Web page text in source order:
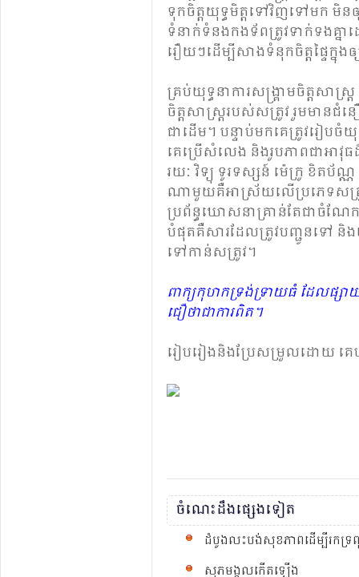
ទុកចិត្ត​យុទ្ធមិត្ត​ទៅវិញ​ទៅ​មក​ មិ
ទំនាក់​ទំនង​កង​ទ័ព​ត្រូវ​ទាក់​ទង​គ្ន
រឿយ​ៗ​ដើម្បី​សាង​ទំនុក​ចិត្ត​ផ្ទៃ​ក្នុង​
គ្រប់​យុទ្ធនាការ​សង្គ្រាម​ចិត្ត​សាស្
ចិត្ត​សាស្ត្រ​របស់​សត្រូវ​ រួម​មាន​
ជាដើម។ បន្ទាប់​មក​គេ​ត្រូវ​រៀប
គេ​ប្រើ​​សំលេង និង​រូបភាព​ជា​អាវុ
រយៈ​ ​វិទ្យុ​ ទូរទស្សន៍ ម៉េក្រូ ខិតប័
ណា​មួយ​គឺ​អាស្រ័យ​លើ​ប្រភេទ​សត្
ប្រព័ន្ធ​ឃោសនា​គ្រាន់​តែ​ជា​ចំណ
បំផុត​គឺ​សារ​ដែល​ត្រូវ​បញ្ជូន​ទៅ​ និង​
ទៅ​កាន់​សត្រូវ។
ពាក្យ​កុហក​ទ្រង់​ទ្រាយ​ធំ​ ដែល​ផ្ស
ជឿ​ថា​ជាការ​ពិត។
រៀប​រៀង​និង​ប្រែ​សម្រួល​ដោយ​ គេ
ចំណេះ​ដឹង​ផ្សេង​ទៀត
ដំបូង​​លះ​បង់​សុខភាព​ដើម្បី​រក​ទ្រ
សុភមង្គលកើត​ឡើង